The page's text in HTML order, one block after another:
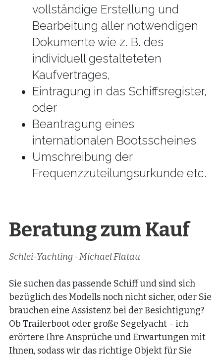
vollständige Erstellung und
Bearbeitung aller notwendigen
Dokumente wie z. B. des
individuell gestalteteten
Kaufvertrages,
Eintragung in das Schiffsregister,
oder
Beantragung eines
internationalen Bootsscheines
Umschreibung der
Frequenzzuteilungsurkunde etc.
Beratung zum Kauf
Schlei-Yachting - Michael Flatau
Sie suchen das passende Schiff und sind sich
bezüglich des Modells noch nicht sicher, oder Sie
brauchen eine Assistenz bei der Besichtigung?
Ob Trailerboot oder große Segelyacht - ich
erörtere Ihre Ansprüche und Erwartungen mit
Ihnen, sodass wir das richtige Objekt für Sie